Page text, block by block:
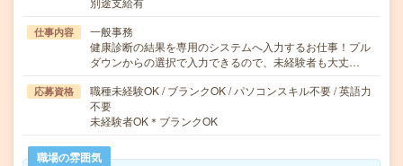
仕事内容
一般事務
健康診断の結果を専用のシステムへ入力するお仕事！プル
ダウンからの選択で入力できるので、未経験者も大丈…
応募資格
職種未経験OK / ブランクOK / パソコンスキル不要 / 英語力
不要
未経験者OK＊ブランクOK
職場の雰囲気